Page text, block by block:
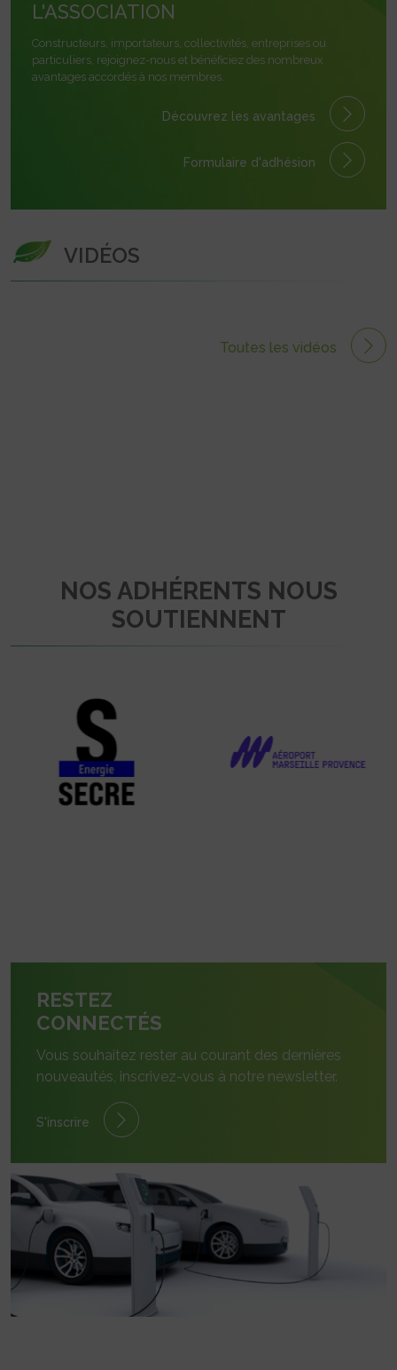
L'ASSOCIATION
Constructeurs, importateurs, collectivités, entreprises ou
particuliers, rejoignez-nous et bénéficiez des nombreux
avantages accordés à nos membres.
Découvrez les avantages
Formulaire d'adhésion
VIDÉOS
Toutes les vidéos
NOS ADHÉRENTS NOUS
SOUTIENNENT
RESTEZ
CONNECTÉS
Vous souhaitez rester au courant des dernières
nouveautés, inscrivez-vous à notre newsletter.
S'inscrire